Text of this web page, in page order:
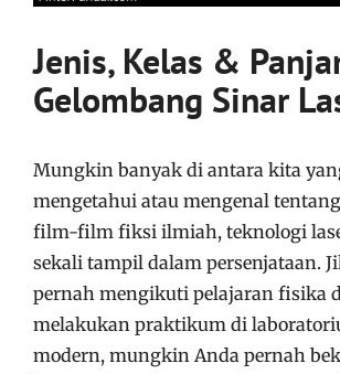
Jenis, Kelas &
Gelombang Sinar
Mungkin banyak di antara kita
mengetahui atau mengenal
film-film fiksi ilmiah, teknologi
sekali tampil dalam persenjataan.
pernah mengikuti pelajaran fisika
melakukan praktikum di
modern, mungkin Anda pernah